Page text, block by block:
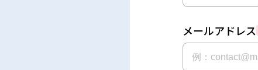
メールアドレス